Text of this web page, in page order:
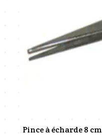
Pince à écharde 8 cm